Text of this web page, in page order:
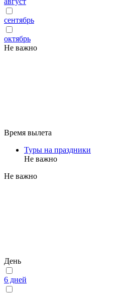
сентябрь
октябрь
Не важно
Время вылета
Туры на праздники
Не важно
Не важно
День
6 дней